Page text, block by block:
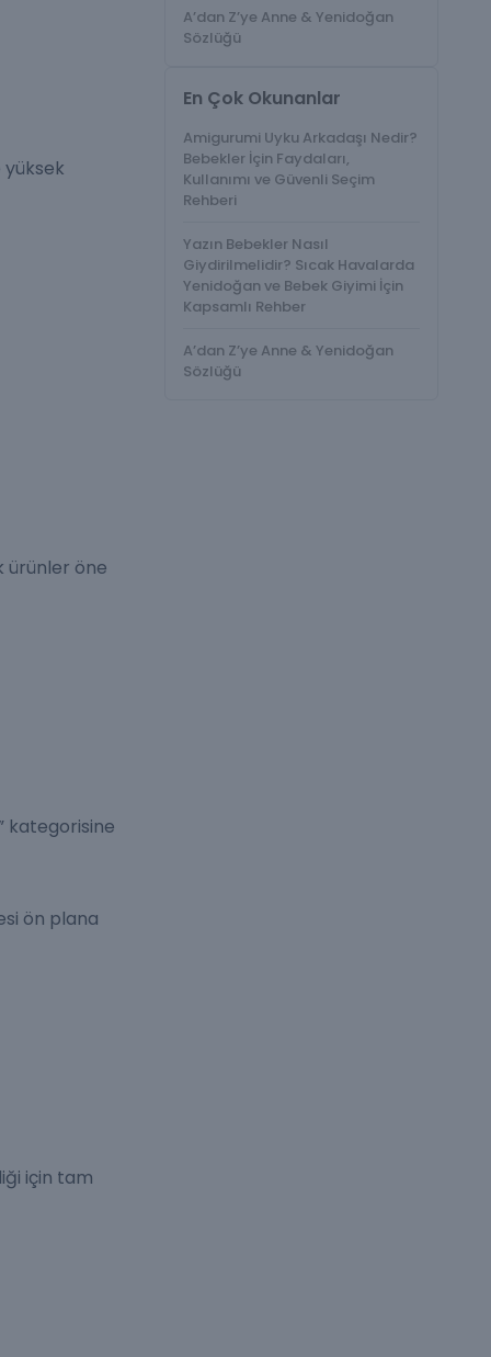
ürünler öne
kategorisine
ön plana
için tam
A’dan Z’ye Anne & Yenidoğan
Sözlüğü
En Çok Okunanlar
Amigurumi Uyku Arkadaşı Nedir?
Bebekler İçin Faydaları,
Kullanımı ve Güvenli Seçim
Rehberi
Yazın Bebekler Nasıl
Giydirilmelidir? Sıcak Havalarda
Yenidoğan ve Bebek Giyimi İçin
Kapsamlı Rehber
A’dan Z’ye Anne & Yenidoğan
Sözlüğü